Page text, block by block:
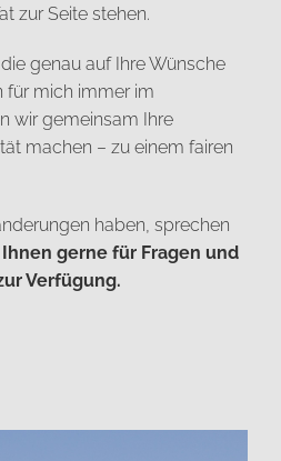
zur Seite stehen.
genau auf Ihre Wünsche
für mich immer im
wir gemeinsam Ihre
machen – zu einem fairen
haben, sprechen
gerne für Fragen und
Verfügung.